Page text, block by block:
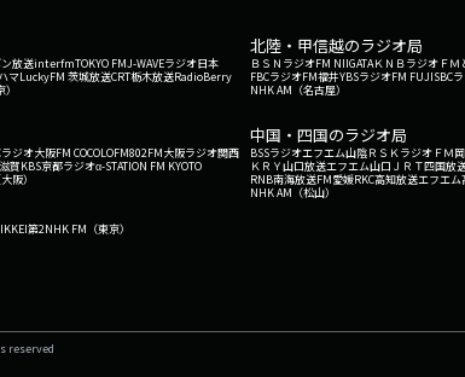
東日本大震災）」です。どうぞお楽しみに。お話は、熊本市中
光正（たかちほ こうしょう）さん。お相手は丸井純子（まる
放送interfmTOKYO FMJ-WAVEラジオ日本
マLuckyFM 茨城放送CRT栃木放送RadioBerry
北陸・甲信越のラジオ局
ＢＳＮラジオFM NIIGATAＫＮＢラジオ ＦＭ
FBCラジオFM福井YBSラジオFM FUJISBC
NHK AM（名古屋）
ラジオ大阪FM COCOLOFM802FM大阪ラジオ関西
賀KBS京都ラジオα-STATION FM KYOTO
阪）
中国・四国のラジオ局
BSSラジオエフエム山陰ＲＳＫラジオ ＦＭ
ＫＲＹ山口放送エフエム山口 ＪＲＴ四国放
RNB南海放送FM愛媛RKC高知放送エフエム
NHK AM（松山）
第2NHK FM（東京）
reserved